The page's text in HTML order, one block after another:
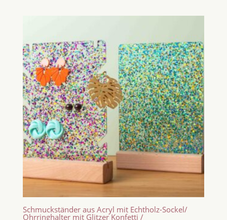
Schmuckständer aus Acryl mit Echtholz-Sockel/
Ohrringhalter mit Glitzer Konfetti /